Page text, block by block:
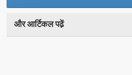
और आर्टिकल पढे़ं